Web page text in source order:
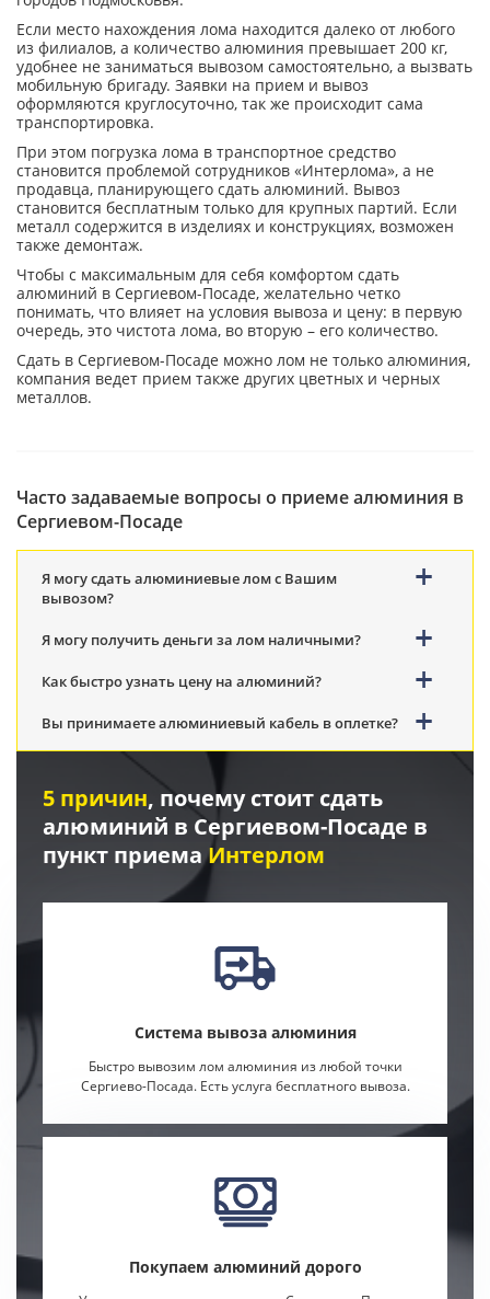
Если место нахождения лома находится далеко от любого
из филиалов, а количество алюминия превышает 200 кг,
удобнее не заниматься вывозом самостоятельно, а вызвать
мобильную бригаду. Заявки на прием и вывоз
оформляются круглосуточно, так же происходит сама
транспортировка.
При этом погрузка лома в транспортное средство
становится проблемой сотрудников «Интерлома», а не
продавца, планирующего сдать алюминий. Вывоз
становится бесплатным только для крупных партий. Если
металл содержится в изделиях и конструкциях, возможен
также демонтаж.
Чтобы с максимальным для себя комфортом сдать
алюминий в Сергиевом-Посаде, желательно четко
понимать, что влияет на условия вывоза и цену: в первую
очередь, это чистота лома, во вторую – его количество.
Сдать в Сергиевом-Посаде можно лом не только алюминия,
компания ведет прием также других цветных и черных
металлов.
Часто задаваемые вопросы о приеме алюминия в
Сергиевом-Посаде
Я могу сдать алюминиевые лом с Вашим
вывозом?
Я могу получить деньги за лом наличными?
Как быстро узнать цену на алюминий?
Вы принимаете алюминиевый кабель в оплетке?
5 причин, почему стоит сдать
алюминий в Сергиевом-Посаде в
пункт приемаИнтерлом
Система вывоза алюминия
Быстро вывозим лом алюминия из любой точки
Сергиево-Посада. Есть услуга бесплатного вывоза.
Покупаем алюминий дорого